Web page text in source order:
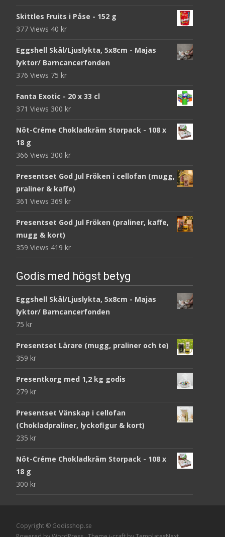
Skittles Fruits i Påse - 152 g
377 Views 40 kr
Eggshell Skål/Ljuslykta, 5x8cm - Majas
lyktor/ Barncancerfonden
376 Views 75 kr
Fanta Exotic - 20 x 33 cl
371 Views 300 kr
Nöt-Créme Chokladkräm Storpack - 108 x
18 g
366 Views 300 kr
Presentset God Jul Fröken i cellofan (mugg,
praliner & kaffe)
361 Views 369 kr
Presentset God Jul Fröken (praliner, kaffe,
mugg & kort)
359 Views 419 kr
Godis med högst betyg
Eggshell Skål/Ljuslykta, 5x8cm - Majas
lyktor/ Barncancerfonden
75 kr
Presentset Lärare (mugg, praliner och te)
359 kr
Presentkorg med 1,2 kg godis
279 kr
Presentset Vänskap i cellofan
(Chokladpraliner, lyckofigur & kort)
235 kr
Nöt-Créme Chokladkräm Storpack - 108 x
18 g
300 kr
Copyright © Godisshop.se